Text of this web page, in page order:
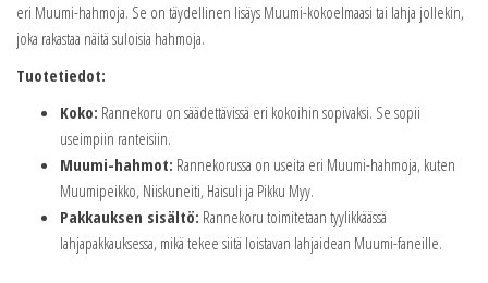
eri Muumi-hahmoja. Se on täydellinen lisäys Muumi-kokoelmaasi tai lahja jollekin,
joka rakastaa näitä suloisia hahmoja.
Tuotetiedot:
Koko: Rannekoru on säädettävissä eri kokoihin sopivaksi. Se sopii
useimpiin ranteisiin.
Muumi-hahmot: Rannekorussa on useita eri Muumi-hahmoja, kuten
Muumipeikko, Niiskuneiti, Haisuli ja Pikku Myy.
Pakkauksen sisältö: Rannekoru toimitetaan tyylikkäässä
lahjapakkauksessa, mikä tekee siitä loistavan lahjaidean Muumi-faneille.